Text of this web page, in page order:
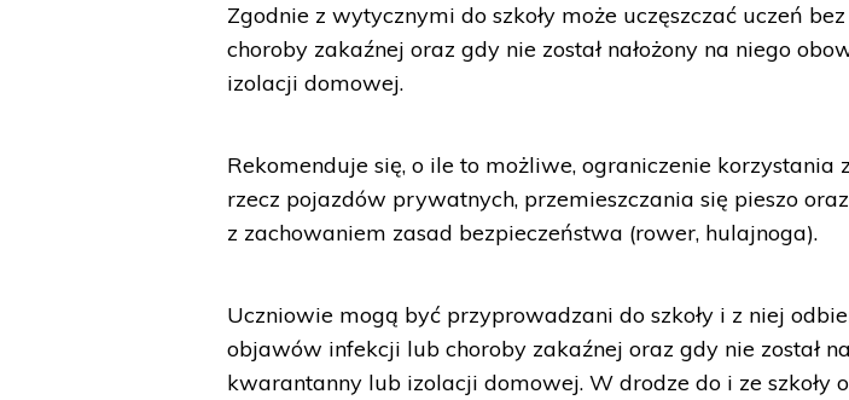
Zgodnie z wytycznymi do szkoły może uczęszczać uczeń
choroby zakaźnej oraz gdy nie został nałożony na niego
izolacji domowej.
Rekomenduje się, o ile to możliwe, ograniczenie korzystania
rzecz pojazdów prywatnych, przemieszczania się pieszo
z zachowaniem zasad bezpieczeństwa (rower, hulajnoga).
Uczniowie mogą być przyprowadzani do szkoły i z niej
objawów infekcji lub choroby zakaźnej oraz gdy nie został
kwarantanny lub izolacji domowej. W drodze do i ze szkoły